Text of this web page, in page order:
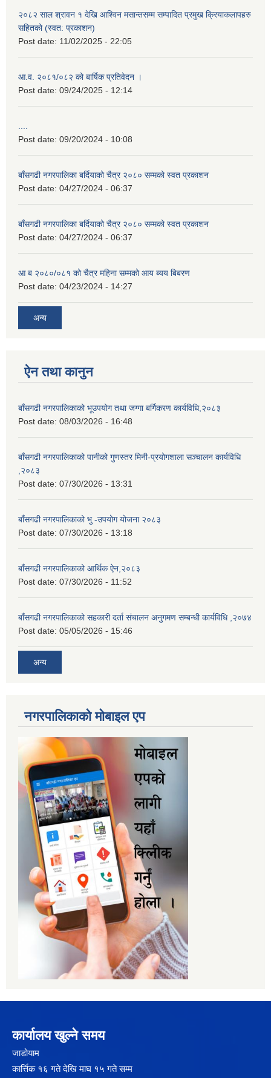
२०८२ साल श्रावन १ देखि आश्विन मसान्तसम्म सम्पादित प्रमुख क्रियाकलापहरु
सहितको (स्वत: प्रकाशन)
Post date: 11/02/2025 - 22:05
आ.व. २०८१/०८२ को बार्षिक प्रतिवेदन ।
Post date: 09/24/2025 - 12:14
Post date: 09/20/2024 - 10:08
बाँसगढी नगरपालिका बर्दियाको चैत्र २०८० सम्मको स्वत प्रकाशन
Post date: 04/27/2024 - 06:37
बाँसगढी नगरपालिका बर्दियाको चैत्र २०८० सम्मको स्वत प्रकाशन
Post date: 04/27/2024 - 06:37
आ ब २०८०/०८१ को चैत्र महिना सम्मको आय ब्यय बिबरण
Post date: 04/23/2024 - 14:27
अन्य
ऐन तथा कानुन
बाँसगढी नगरपालिकाको भूउपयोग तथा जग्गा बर्गिकरण कार्यविधि,२०८३
Post date: 08/03/2026 - 16:48
बाँसगढी नगरपालिकाको पानीको गुणस्तर मिनी-प्रयोगशाला सञ्चालन कार्यविधि
,२०८३
Post date: 07/30/2026 - 13:31
बाँसगढी नगरपालिकाको भु -उपयोग योजना २०८३
Post date: 07/30/2026 - 13:18
बाँसगढी नगरपालिकाको आर्थिक ऐन,२०८३
Post date: 07/30/2026 - 11:52
बाँसगढी नगरपालिकाको सहकारी दर्ता संचालन अनुगमण सम्बन्धी कार्यविधि ,२०७४
Post date: 05/05/2026 - 15:46
अन्य
नगरपालिकाकाे माेबाइल एप
कार्यालय खुल्ने समय
जाडोयाम
कार्त्तिक १६ गते देखि माघ १५ गते सम्म